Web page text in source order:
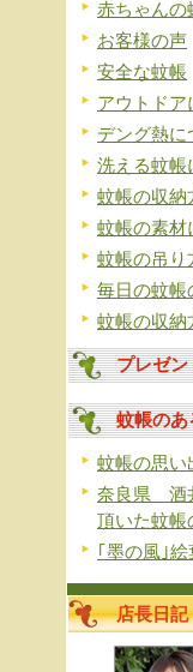
赤ちゃんの
お客様の声
安全な蚊帳
アウトドア
デング熱に
洗える蚊帳
蚊帳の収納
蚊帳の素材
蚊帳の吊り
毎日の蚊帳
蚊帳の収納
プレゼン
蚊帳のあ
蚊帳の思い
奈良県 酒
頂いた蚊帳
｢墨の風｣
店長日記